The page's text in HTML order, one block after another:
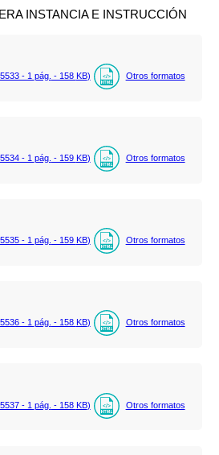
INSTANCIA E INSTRUCCIÓN
- 1 pág. - 158 KB) Otros formatos
- 1 pág. - 159 KB) Otros formatos
- 1 pág. - 159 KB) Otros formatos
- 1 pág. - 158 KB) Otros formatos
- 1 pág. - 158 KB) Otros formatos